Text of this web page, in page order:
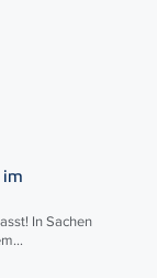
In Sachen